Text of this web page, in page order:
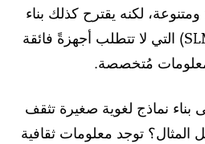
لكنه يقترح كذلك بناء
’نماذج لغوية صغيرة‘ (SLMs) التي لا تتطلب أجهزةً فائقة
مُتخصصة.
بناء نماذج لغوية صغيرة تثقف
المثال؟ توجد معلومات ثقافية